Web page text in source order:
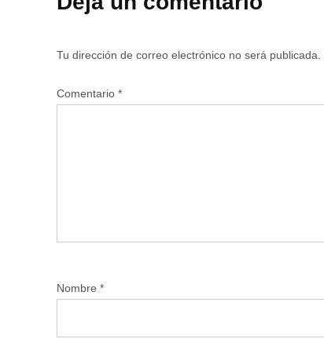
Tu dirección de correo electrónico no será publicada.
Comentario *
Nombre *